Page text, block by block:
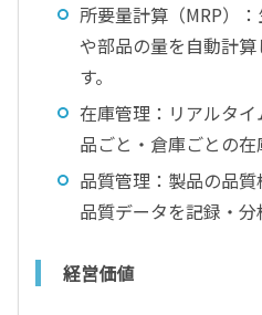
所要量計算（MRP）
や部品の量を自動計
す。
在庫管理：リアルタ
品ごと・倉庫ごとの在
品質管理：製品の品質
品質データを記録・分
経営価値